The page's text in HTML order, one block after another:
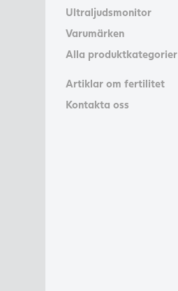
Ultraljudsmonitor
Varumärken
Alla produktkategorier
Artiklar om fertilitet
Kontakta oss